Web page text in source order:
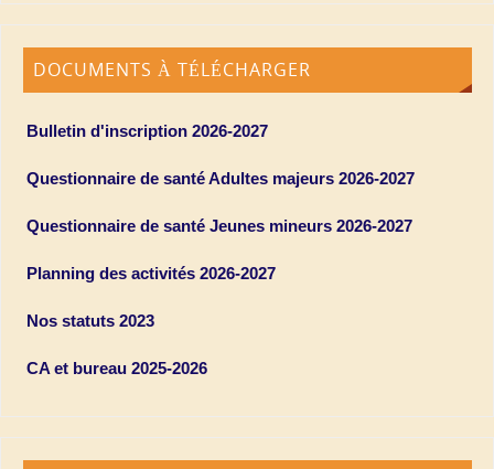
DOCUMENTS À TÉLÉCHARGER
Bulletin d'inscription 2026-2027
Questionnaire de santé Adultes majeurs 2026-2027
Questionnaire de santé Jeunes mineurs 2026-2027
Planning des activités 2026-2027
Nos statuts 2023
CA et bureau 2025-2026